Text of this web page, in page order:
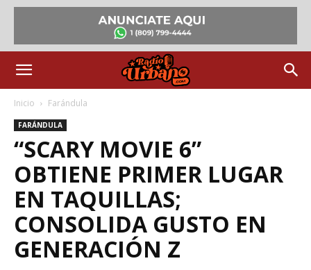
Inicio Farándula
FARÁNDULA
“SCARY MOVIE 6”
OBTIENE PRIMER LUGAR
EN TAQUILLAS;
CONSOLIDA GUSTO EN
GENERACIÓN Z